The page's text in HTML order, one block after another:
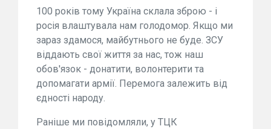
100 років тому Україна склала зброю - і
росія влаштувала нам голодомор. Якщо ми
зараз здамося, майбутнього не буде. ЗСУ
віддають свої життя за нас, тож наш
обов'язок - донатити, волонтерити та
допомагати армії. Перемога залежить від
єдності народу.
Раніше ми повідомляли, у ТЦК